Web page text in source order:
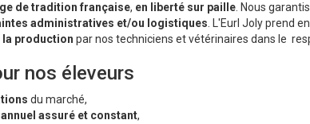
de tradition française, en liberté sur paille . Nous
administratives et/ou logistiques . L'Eurl Joly prend
la production par nos techniciens et vétérinaires dans le
nos éleveurs
du marché,
assuré et constant,